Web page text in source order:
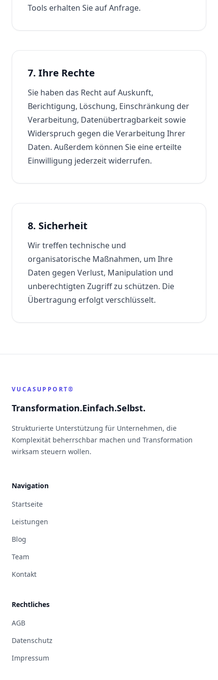
Tools erhalten Sie auf Anfrage.
7. Ihre Rechte
Sie haben das Recht auf Auskunft,
Berichtigung, Löschung, Einschränkung der
Verarbeitung, Datenübertragbarkeit sowie
Widerspruch gegen die Verarbeitung Ihrer
Daten. Außerdem können Sie eine erteilte
Einwilligung jederzeit widerrufen.
8. Sicherheit
Wir treffen technische und
organisatorische Maßnahmen, um Ihre
Daten gegen Verlust, Manipulation und
unberechtigten Zugriff zu schützen. Die
Übertragung erfolgt verschlüsselt.
VUCASUPPORT®
Transformation.Einfach.Selbst.
Strukturierte Unterstützung für Unternehmen, die
Komplexität beherrschbar machen und Transformation
wirksam steuern wollen.
Navigation
Startseite
Leistungen
Blog
Team
Kontakt
Rechtliches
AGB
Datenschutz
Impressum